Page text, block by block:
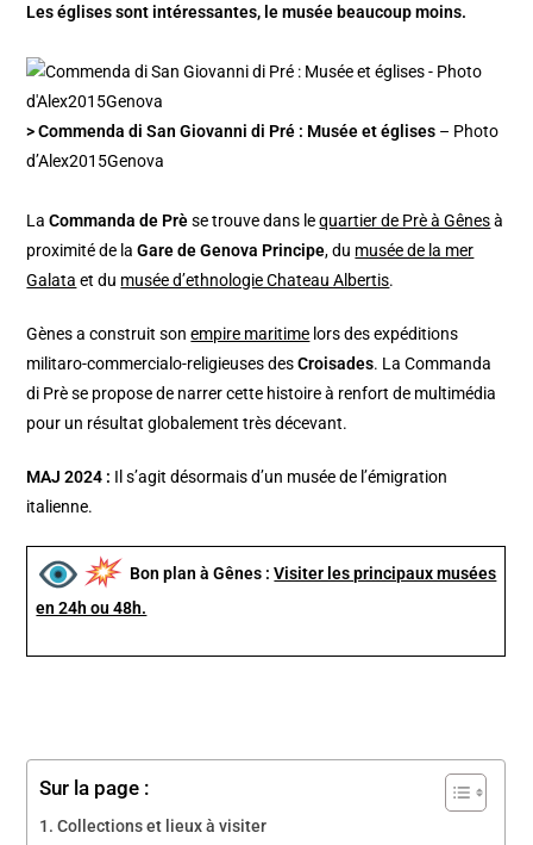
Les églises sont intéressantes, le musée beaucoup moins.
> Commenda di San Giovanni di Pré : Musée et églises – Photo
d’Alex2015Genova
LaCommanda de Prèse trouve dans lequartier de Prè à Gênesà
proximité de laGare de Genova Principe, du musée de la mer
Galata et du musée d’ethnologie Chateau Albertis.
Gènes a construit sonempire maritime lors des expéditions
militaro-commercialo-religieuses desCroisades. La Commanda
di Prè se propose de narrer cette histoire à renfort de multimédia
pour un résultat globalement très décevant.
MAJ 2024 : Il s’agit désormais d’un musée de l’émigration
italienne.
Bon plan à Gênes :Visiter les principaux musées
en 24h ou 48h.
Sur la page :
Collections et lieux à visiter